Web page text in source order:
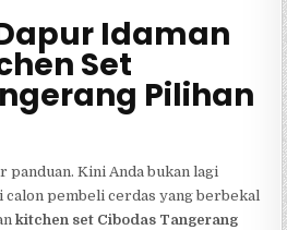
Idaman
Set
Pilihan
panduan. Kini Anda bukan lagi
calon pembeli cerdas yang berbekal
kitchen set Cibodas Tangerang